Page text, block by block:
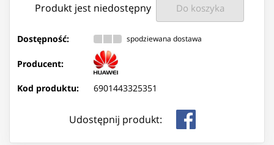
Produkt jest niedostępny Do koszyka
Dostępność: spodziewana dostawa
Producent:
Kod produktu: 6901443325351
Udostępnij produkt: